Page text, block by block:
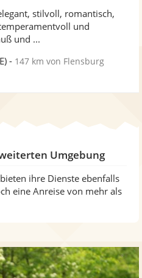
Fotos
5
stilvoll, romantisch,
und
und ...
- 147 km von Flensburg
Umgebung
ihre Dienste ebenfalls
eine Anreise von mehr als